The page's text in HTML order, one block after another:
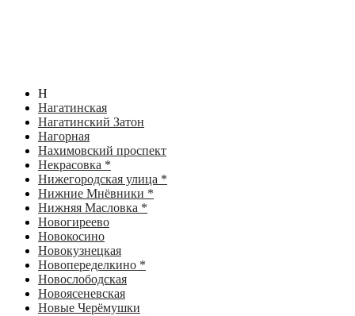
Н
Нагатинская
Нагатинский Затон
Нагорная
Нахимовский проспект
Некрасовка *
Нижегородская улица *
Нижние Мнёвники *
Нижняя Масловка *
Новогиреево
Новокосино
Новокузнецкая
Новопеределкино *
Новослободская
Новоясеневская
Новые Черёмушки